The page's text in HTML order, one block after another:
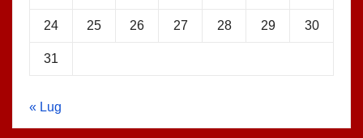
24 25 26 27 28 29 30
31
« Lug